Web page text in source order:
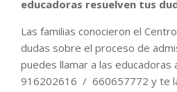
educadoras resuelven tus
Las familias conocieron el
dudas sobre el proceso de
puedes llamar a las educadoras
916202616 / 660657772 y te